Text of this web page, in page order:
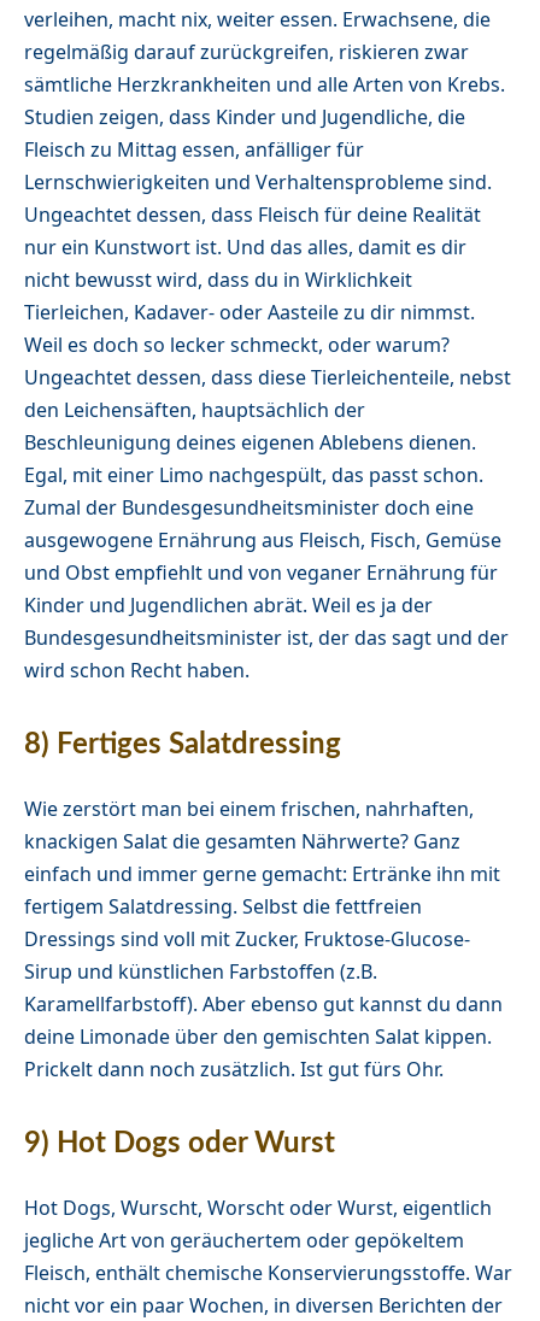
verleihen, macht nix, weiter essen. Erwachsene, die
regelmäßig darauf zurückgreifen, riskieren zwar
sämtliche Herzkrankheiten und alle Arten von Krebs.
Studien zeigen, dass Kinder und Jugendliche, die
Fleisch zu Mittag essen, anfälliger für
Lernschwierigkeiten und Verhaltensprobleme sind.
Ungeachtet dessen, dass Fleisch für deine Realität
nur ein Kunstwort ist. Und das alles, damit es dir
nicht bewusst wird, dass du in Wirklichkeit
Tierleichen, Kadaver- oder Aasteile zu dir nimmst.
Weil es doch so lecker schmeckt, oder warum?
Ungeachtet dessen, dass diese Tierleichenteile, nebst
den Leichensäften, hauptsächlich der
Beschleunigung deines eigenen Ablebens dienen.
Egal, mit einer Limo nachgespült, das passt schon.
Zumal der Bundesgesundheitsminister doch eine
ausgewogene Ernährung aus Fleisch, Fisch, Gemüse
und Obst empfiehlt und von veganer Ernährung für
Kinder und Jugendlichen abrät. Weil es ja der
Bundesgesundheitsminister ist, der das sagt und der
wird schon Recht haben.
8) Fertiges Salatdressing
Wie zerstört man bei einem frischen, nahrhaften,
knackigen Salat die gesamten Nährwerte? Ganz
einfach und immer gerne gemacht: Ertränke ihn mit
fertigem Salatdressing. Selbst die fettfreien
Dressings sind voll mit Zucker, Fruktose-Glucose-
Sirup und künstlichen Farbstoffen (z.B.
Karamellfarbstoff). Aber ebenso gut kannst du dann
deine Limonade über den gemischten Salat kippen.
Prickelt dann noch zusätzlich. Ist gut fürs Ohr.
9) Hot Dogs oder Wurst
Hot Dogs, Wurscht, Worscht oder Wurst, eigentlich
jegliche Art von geräuchertem oder gepökeltem
Fleisch, enthält chemische Konservierungsstoffe. War
nicht vor ein paar Wochen, in diversen Berichten der